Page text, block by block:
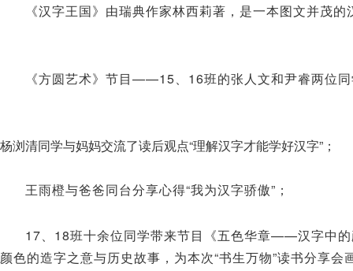
《汉字王国》由瑞典作家林西莉著，是一本图文并茂
《方圆艺术》节目——15、16班的张人文和尹睿两位同
杨浏清同学与妈妈交流了读后观点“理解汉字才能学好汉字”；
王雨橙与爸爸同台分享心得“我为汉字骄傲”；
17、18班十余位同学带来节目《五色华章——汉字中的
颜色的造字之意与历史故事，为本次“书生万物”读书分享会